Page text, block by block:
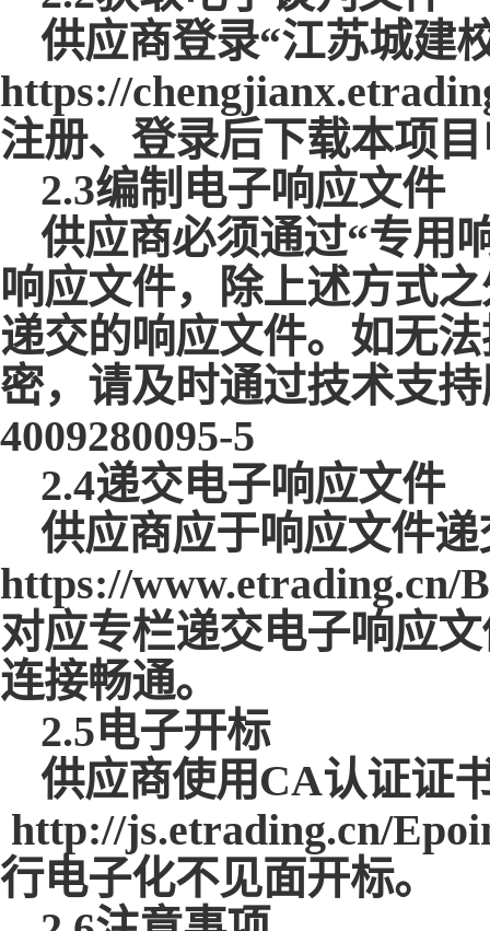
供应商登录“江苏城建
https://
注册、登录后下载本项
2.3编制电子响应文件
供应商必须通过“专用
响应文件，除上述方式
递交的响应文件。如无
密，请及时通过技术支
4009280095-5
2.4递交电子响应文件
供应商应于响应文件
https://www.etrading.cn/
对应专栏递交电子响应
连接畅通。
2.5电子开标
供应商使用 CA认证证
http://js.etrading.cn/
行电子化不见面开标。